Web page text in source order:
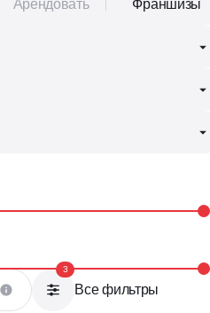
Телеграм •
Арендовать Франшизы
3
Все фильтры